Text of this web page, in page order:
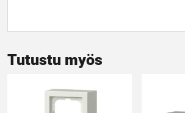
Tutustu myös